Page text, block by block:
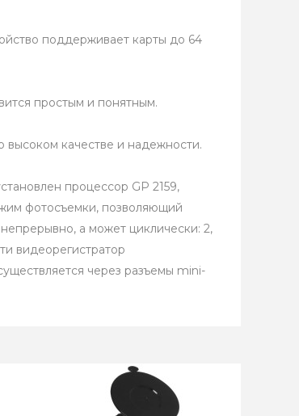
поддерживает карты до 64
простым и понятным.
высоком качестве и надежности.
процессор GP 2159,
фотосъемки, позволяющий
а может циклически: 2,
видеорегистратор
через разъемы mini-